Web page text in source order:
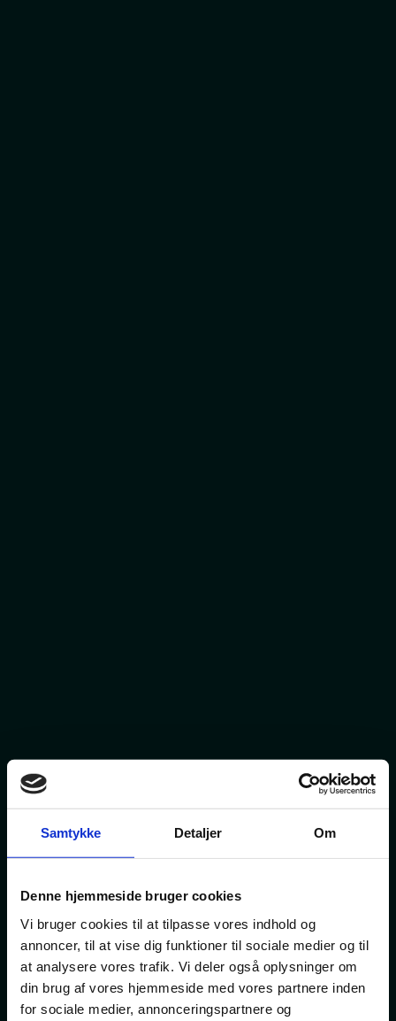
Samtykke Detaljer Om
Denne hjemmeside bruger cookies
Vi bruger cookies til at tilpasse vores indhold og
annoncer, til at vise dig funktioner til sociale medier og til
at analysere vores trafik. Vi deler også oplysninger om
din brug af vores hjemmeside med vores partnere inden
for sociale medier, annonceringspartnere og